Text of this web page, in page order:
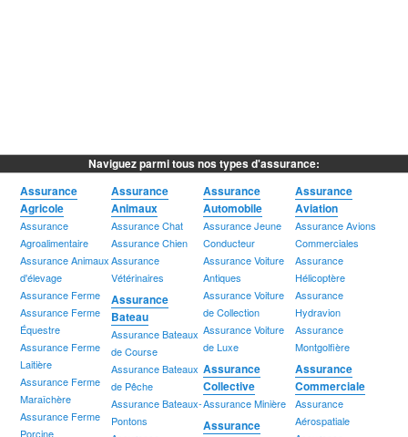
Naviguez parmi tous nos types d'assurance:
Assurance
Agricole
Assurance
Agroalimentaire
Assurance Animaux
d'élevage
Assurance Ferme
Assurance Ferme
Équestre
Assurance Ferme
Laitière
Assurance Ferme
Maraîchère
Assurance Ferme
Porcine
Assurance
Animaux
Assurance Chat
Assurance Chien
Assurance
Vétérinaires
Assurance
Automobile
Assurance Jeune
Conducteur
Assurance Voiture
Antiques
Assurance Voiture
de Collection
Assurance Voiture
de Luxe
Assurance
Aviation
Assurance Avions
Commerciales
Assurance
Hélicoptère
Assurance
Hydravion
Assurance
Montgolfière
Assurance
Bateau
Assurance Bateaux
de Course
Assurance Bateaux
de Pêche
Assurance Bateaux-
Pontons
Assurance
Collective
Assurance Minière
Assurance
Commerciale
Assurance
Aérospatiale
Assurance